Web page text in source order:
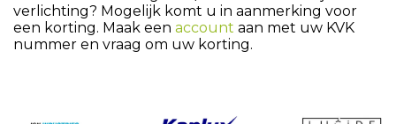
verlichting? Mogelijk komt u in aanmerking voor
een korting. Maak een account aan met uw KVK
nummer en vraag om uw korting.